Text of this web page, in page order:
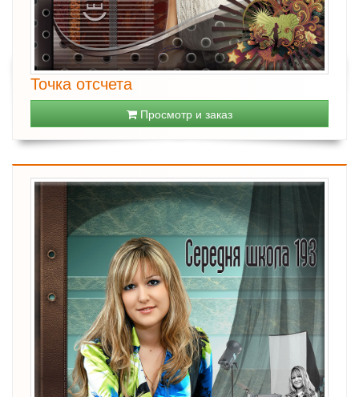
Точка отсчета
Просмотр и заказ